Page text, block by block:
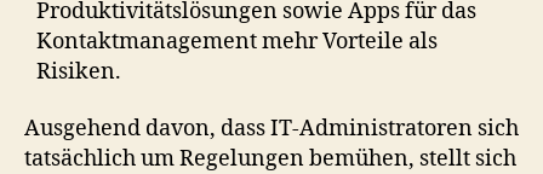
Produktivitätslösungen sowie Apps für das
Kontaktmanagement mehr Vorteile als
Risiken.
Ausgehend davon, dass IT-Administratoren sich
tatsächlich um Regelungen bemühen, stellt sich